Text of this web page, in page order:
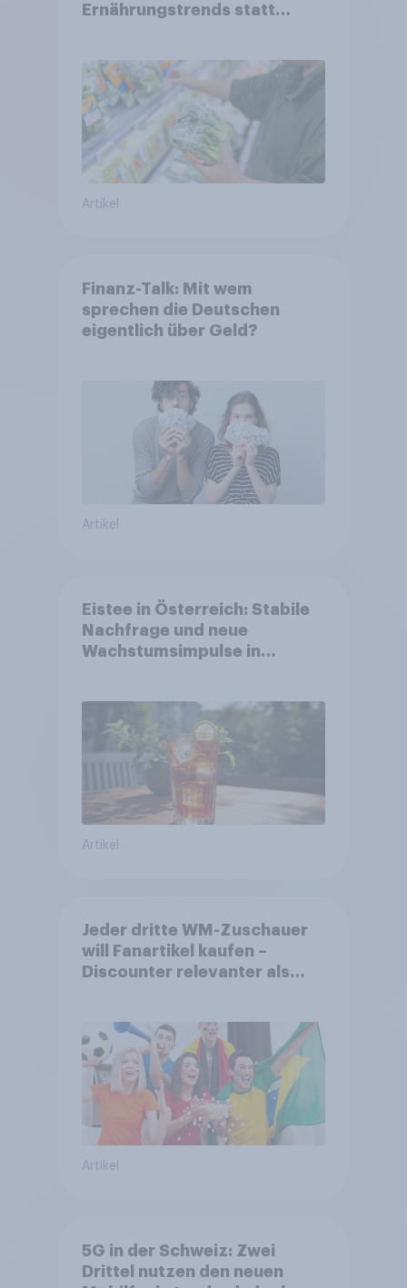
Ernährungstrends statt
Artikel
Finanz-Talk: Mit wem
sprechen die Deutschen
eigentlich über Geld?
Artikel
Eistee in Österreich: Stabile
Nachfrage und neue
Wachstumsimpulse in
Artikel
Jeder dritte WM-Zuschauer
will Fanartikel kaufen –
Discounter relevanter als
Artikel
5G in der Schweiz: Zwei
Drittel nutzen den neuen